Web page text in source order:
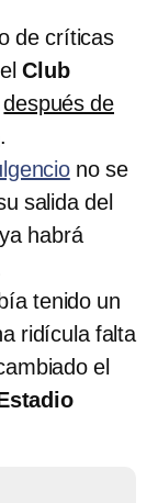
de críticas
elClub
después de
.
no se
salida del
habrá
tenido un
ridícula falta
el